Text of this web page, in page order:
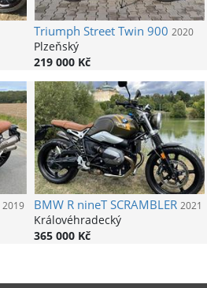
Triumph Street Twin 900 2020
Plzeňský
219 000 Kč
2019 BMWR nineT SCRAMBLER 2021
Královéhradecký
365 000 Kč